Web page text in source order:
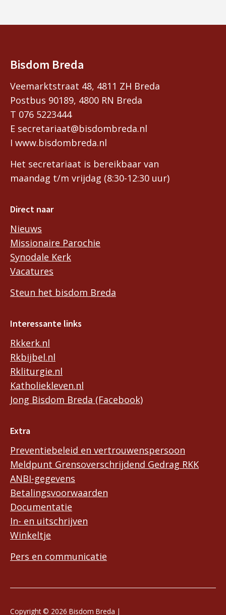
Bisdom Breda
Veemarktstraat 48, 4811 ZH Breda
Postbus 90189, 4800 RN Breda
T 076 5223444
E secretariaat@bisdombreda.nl
I www.bisdombreda.nl
Het secretariaat is bereikbaar van
maandag t/m vrijdag (8:30-12:30 uur)
Direct naar
Nieuws
Missionaire Parochie
Synodale Kerk
Vacatures
Steun het bisdom Breda
Interessante links
Rkkerk.nl
Rkbijbel.nl
Rkliturgie.nl
Katholiekleven.nl
Jong Bisdom Breda (Facebook)
Extra
Preventiebeleid en vertrouwenspersoon
Meldpunt Grensoverschrijdend Gedrag RKK
ANBI-gegevens
Betalingsvoorwaarden
Documentatie
In- en uitschrijven
Winkeltje
Pers en communicatie
Copyright © 2026 Bisdom Breda |